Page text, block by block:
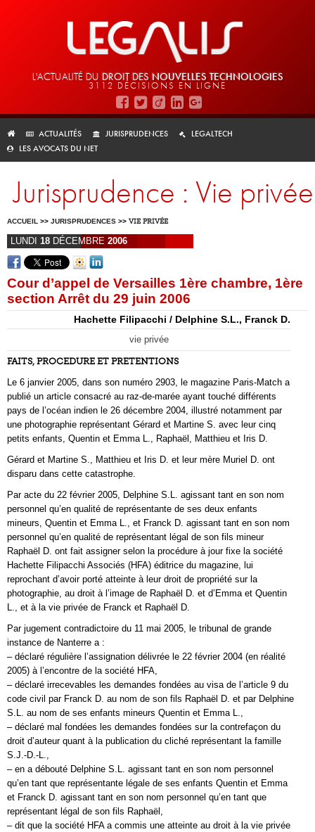
L'ACTUALITÉ DU DROIT DES NOUVELLES TECHNOLOGIES
3112 DÉCISIONS EN LIGNE
ACTUALITÉS JURISPRUDENCES
LEGALTECH
LES AVOCATS DU NET
Jurisprudence : Vie privée
ACCUEIL >> JURISPRUDENCES >> VIE PRIVÉE
LUNDI 18 DÉCEMBRE 2006
Cour d’appel de Versailles 1ère chambre, 1ère
section Arrêt du 29 juin 2006
Hachette Filipacchi / Delphine S.L., Franck D.
vie privée
FAITS, PROCEDURE ET PRETENTIONS
Le 6 janvier 2005, dans son numéro 2903, le magazine Paris-Match a
publié un article consacré au raz-de-marée ayant touché différents
pays de l’océan indien le 26 décembre 2004, illustré notamment par
une photographie représentant Gérard et Martine S. avec leur cinq
petits enfants, Quentin et Emma L., Raphaël, Matthieu et Iris D.
Gérard et Martine S., Matthieu et Iris D. et leur mère Muriel D. ont
disparu dans cette catastrophe.
Par acte du 22 février 2005, Delphine S.L. agissant tant en son nom
personnel qu’en qualité de représentante de ses deux enfants
mineurs, Quentin et Emma L., et Franck D. agissant tant en son nom
personnel qu’en qualité de représentant légal de son fils mineur
Raphaël D. ont fait assigner selon la procédure à jour fixe la société
Hachette Filipacchi Associés (HFA) éditrice du magazine, lui
reprochant d’avoir porté atteinte à leur droit de propriété sur la
photographie, au droit à l’image de Raphaël D. et d’Emma et Quentin
L., et à la vie privée de Franck et Raphaël D.
Par jugement contradictoire du 11 mai 2005, le tribunal de grande
instance de Nanterre a :
– déclaré régulière l’assignation délivrée le 22 février 2004 (en réalité
2005) à l’encontre de la société HFA,
– déclaré irrecevables les demandes fondées au visa de l’article 9 du
code civil par Franck D. au nom de son fils Raphaël D. et par Delphine
S.L. au nom de ses enfants mineurs Quentin et Emma L.,
– déclaré mal fondées les demandes fondées sur la contrefaçon du
droit d’auteur quant à la publication du cliché représentant la famille
S.J.-D.-L.,
– en a débouté Delphine S.L. agissant tant en son nom personnel
qu’en tant que représentante légale de ses enfants Quentin et Emma
et Franck D. agissant tant en son nom personnel qu’en tant que
représentant légal de son fils Raphaël,
– dit que la société HFA a commis une atteinte au droit à la vie privée